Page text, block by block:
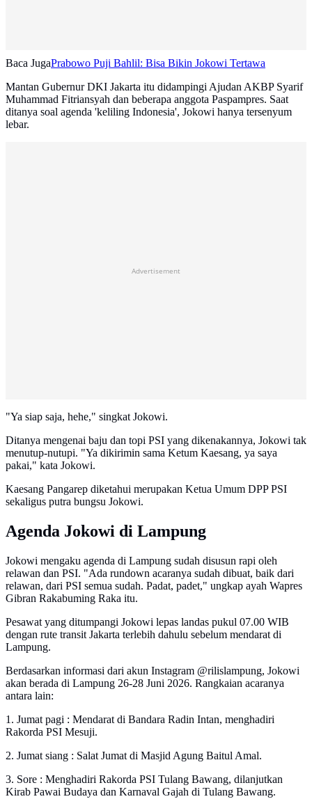
Baca JugaPrabowo Puji Bahlil: Bisa Bikin Jokowi Tertawa
Mantan Gubernur DKI Jakarta itu didampingi Ajudan AKBP Syarif
Muhammad Fitriansyah dan beberapa anggota Paspampres. Saat
ditanya soal agenda 'keliling Indonesia', Jokowi hanya tersenyum
lebar.
Advertisement
"Ya siap saja, hehe," singkat Jokowi.
Ditanya mengenai baju dan topi PSI yang dikenakannya, Jokowi tak
menutup-nutupi. "Ya dikirimin sama Ketum Kaesang, ya saya
pakai," kata Jokowi.
Kaesang Pangarep diketahui merupakan Ketua Umum DPP PSI
sekaligus putra bungsu Jokowi.
Agenda Jokowi di Lampung
Jokowi mengaku agenda di Lampung sudah disusun rapi oleh
relawan dan PSI. "Ada rundown acaranya sudah dibuat, baik dari
relawan, dari PSI semua sudah. Padat, padet," ungkap ayah Wapres
Gibran Rakabuming Raka itu.
Pesawat yang ditumpangi Jokowi lepas landas pukul 07.00 WIB
dengan rute transit Jakarta terlebih dahulu sebelum mendarat di
Lampung.
Berdasarkan informasi dari akun Instagram @rilislampung, Jokowi
akan berada di Lampung 26-28 Juni 2026. Rangkaian acaranya
antara lain:
1. Jumat pagi : Mendarat di Bandara Radin Intan, menghadiri
Rakorda PSI Mesuji.
2. Jumat siang : Salat Jumat di Masjid Agung Baitul Amal.
3. Sore : Menghadiri Rakorda PSI Tulang Bawang, dilanjutkan
Kirab Pawai Budaya dan Karnaval Gajah di Tulang Bawang.